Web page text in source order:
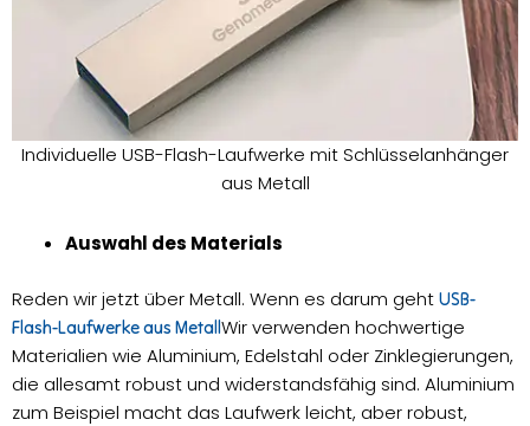
Individuelle USB-Flash-Laufwerke mit Schlüsselanhänger
aus Metall
Auswahl des Materials
Reden wir jetzt über Metall. Wenn es darum geht USB-
Flash-Laufwerke aus MetallWir verwenden hochwertige
Materialien wie Aluminium, Edelstahl oder Zinklegierungen,
die allesamt robust und widerstandsfähig sind. Aluminium
zum Beispiel macht das Laufwerk leicht, aber robust,